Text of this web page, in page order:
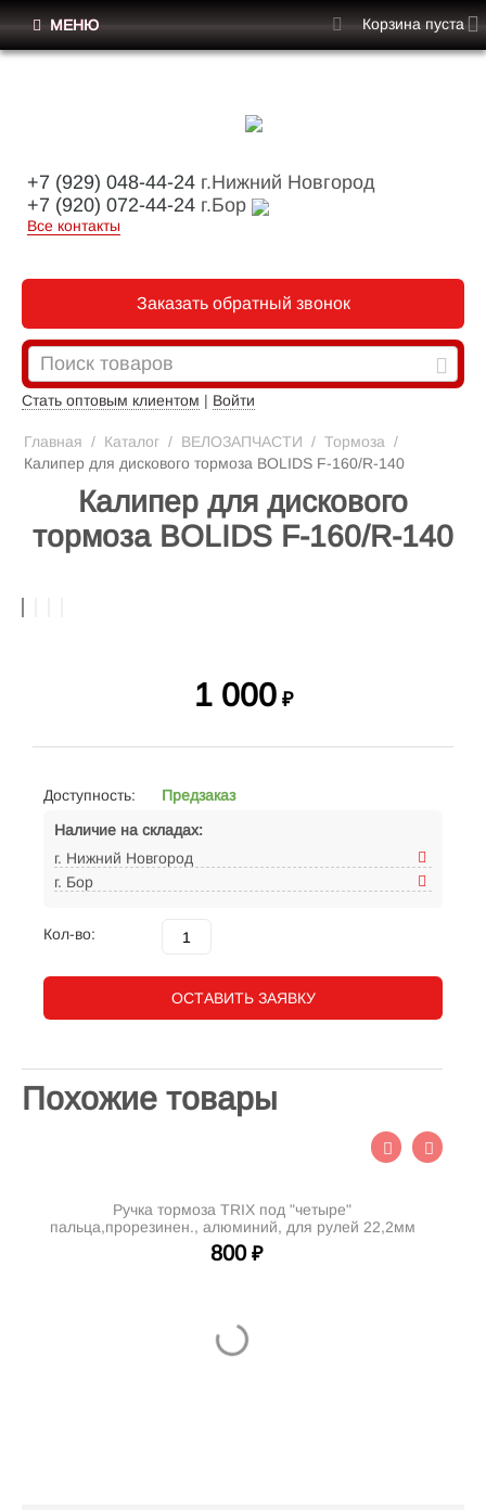
+7 (929) 048-44-24 г.Нижний Новгород
+7 (920) 072-44-24 г.Бор
Все контакты
Заказать обратный звонок
Стать оптовым клиентом | Войти
МЕНЮ Корзина пуста
Главная / Каталог / ВЕЛОЗАПЧАСТИ / Тормоза /
Калипер для дискового тормоза BOLIDS F-160/R-140
Калипер для дискового
тормоза BOLIDS F-160/R-140
1 000 ₽
Доступность:
Предзаказ
Наличие на складах:
г. Нижний Новгород
г. Бор
Кол-во:
ОСТАВИТЬ ЗАЯВКУ
Похожие товары
Ручка тормоза TRIX под "четыре"
пальца,прорезинен., алюминий, для рулей 22,2мм
800 ₽